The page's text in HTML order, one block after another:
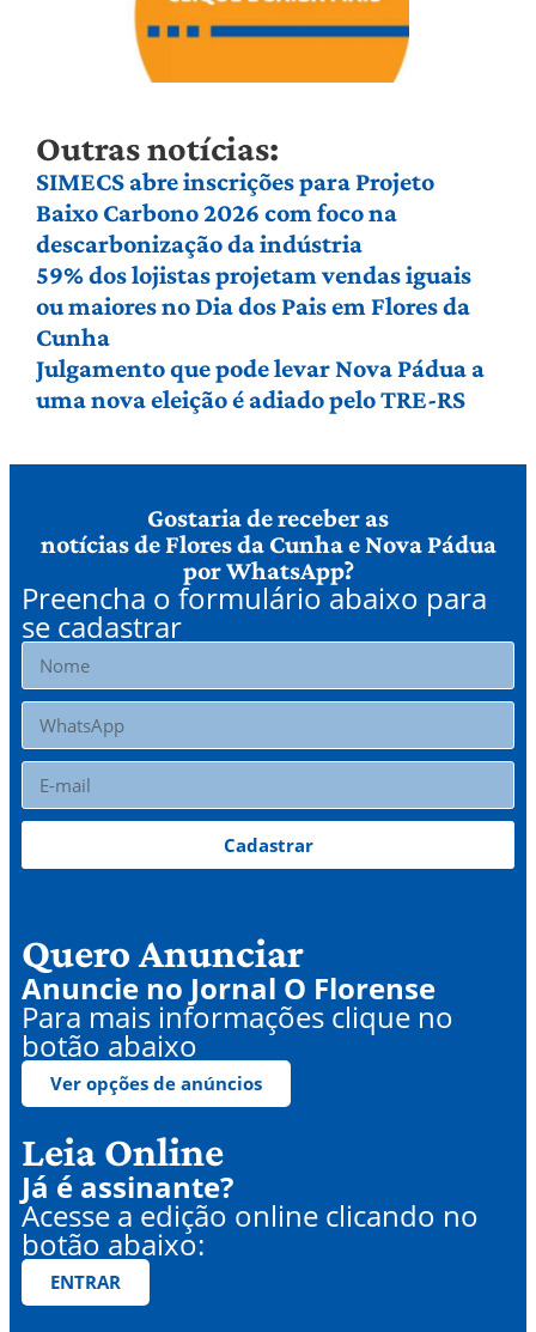
Outras notícias:
SIMECS abre inscrições para Projeto
Baixo Carbono 2026 com foco na
descarbonização da indústria
59% dos lojistas projetam vendas iguais
ou maiores no Dia dos Pais em Flores da
Cunha
Julgamento que pode levar Nova Pádua a
uma nova eleição é adiado pelo TRE-RS
Gostaria de receber as
notícias de Flores da Cunha e Nova Pádua
por WhatsApp?
Preencha o formulário abaixo para
se cadastrar
Cadastrar
Quero Anunciar
Anuncie no Jornal O Florense
Para mais informações clique no
botão abaixo
Ver opções de anúncios
Leia Online
Já é assinante?
Acesse a edição online clicando no
botão abaixo:
ENTRAR